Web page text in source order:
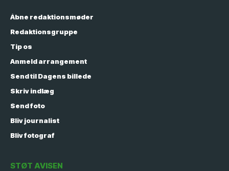
Åbne redaktionsmøder
Redaktionsgruppe
Tip os
Anmeld arrangement
Send til Dagens billede
Skriv indlæg
Send foto
Bliv journalist
Bliv fotograf
STØT AVISEN